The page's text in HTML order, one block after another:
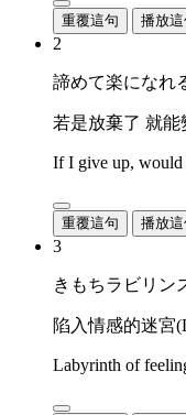
重覆這句 播放這
2
諦めて楽になれ
若是放棄了 就
If I give up, would
重覆這句 播放這
3
きもちラビリン
陷入情感的迷宮
Labyrinth of